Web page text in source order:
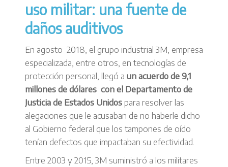
uso militar: una fuente de
daños auditivos
En agosto 2018, el grupo industrial 3M, empresa
especializada, entre otros, en tecnologías de
protección personal, llegó a un acuerdo de 9,1
millones de dólares con el Departamento de
Justicia de Estados Unidos para resolver las
alegaciones que le acusaban de no haberle dicho
al Gobierno federal que los tampones de oído
tenían defectos que impactaban su efectividad.
Entre 2003 y 2015, 3M suministró a los militares